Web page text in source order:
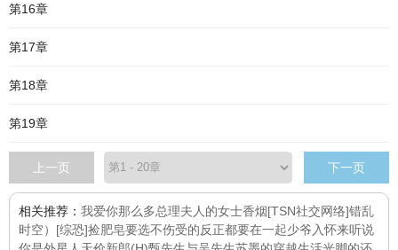
第16章
第17章
第18章
第19章
上一页 下一页
相关推荐： 我爱你那么多总理夫人的女士香烟[TSN社交网络]错乱
时空）[综恐]捡肥皂要选不伤受的反正都要在一起少爷入怀来听说